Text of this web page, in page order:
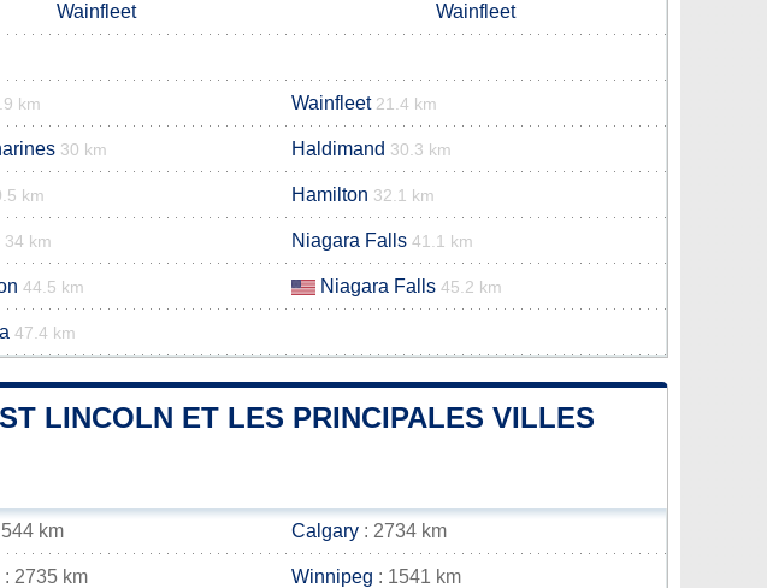
Wainfleet Wainfleet
km Wainfleet 21.4 km
30 km Haldimand 30.3 km
km Hamilton 32.1 km
34 km Niagara Falls 41.1 km
44.5 km Niagara Falls 45.2 km
47.4 km
LINCOLN ET LES PRINCIPALES VILLES
km Calgary : 2734 km
: 2735 km Winnipeg : 1541 km